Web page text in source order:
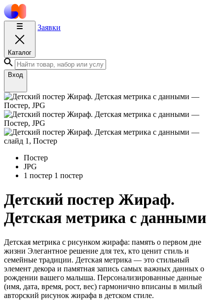
Каталог
Заявки
Вход
Постер
JPG
1 постер 1 постер
Детский постер Жираф.
Детская метрика с данными
Детская метрика с рисунком жирафа: память о первом дне
жизни Элегантное решение для тех, кто ценит стиль и
семейные традиции. Детская метрика — это стильный
элемент декора и памятная запись самых важных данных о
рождении вашего малыша. Персонализированные данные
(имя, дата, время, рост, вес) гармонично вписаны в милый
авторский рисунок жирафа в детском стиле.